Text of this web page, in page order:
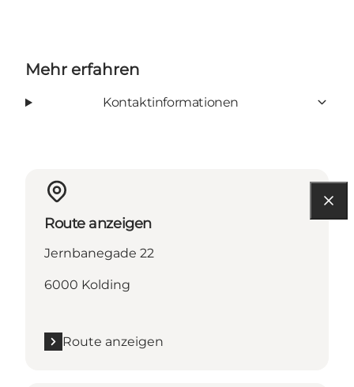
Mehr erfahren
Kontaktinformationen
Route anzeigen
Jernbanegade 22
6000 Kolding
Route anzeigen